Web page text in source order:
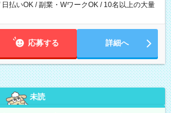
払いOK / 副業・WワークOK / 10名以上の大量
応募する 詳細へ
未読